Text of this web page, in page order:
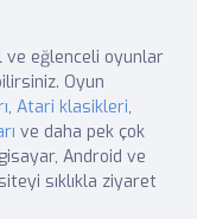
ve eğlenceli oyunlar
Oyun
, Atari klasikleri,
ve daha pek çok
Android ve
sıklıkla ziyaret